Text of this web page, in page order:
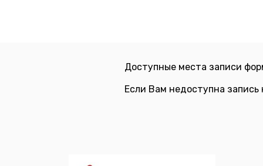
Доступные места записи
Если Вам недоступна